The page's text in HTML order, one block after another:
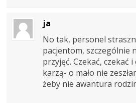
ja
No tak, personel
pacjentom, szczególnie
przyjęć. Czekać, czekać
karzą- o mało nie
żeby nie awantura